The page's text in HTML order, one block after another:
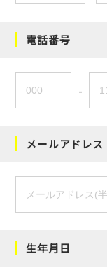
電話番号
-
メールアドレス
生年月日